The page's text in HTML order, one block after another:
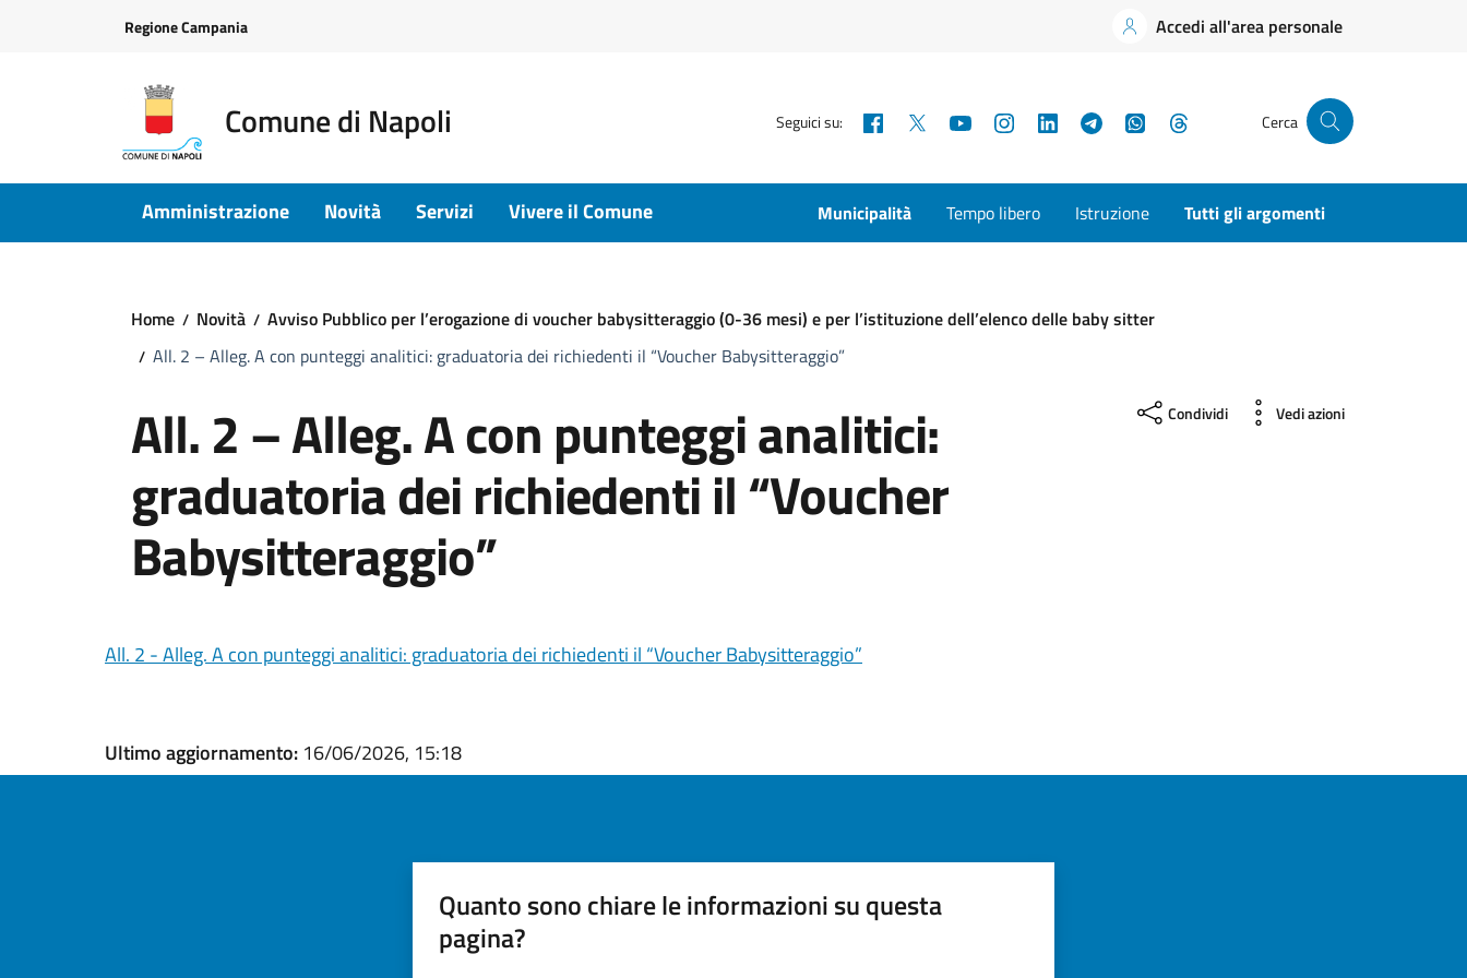
Regione Campania Accedi all'area personale
Comune di Napoli Seguici su: Facebook YouTubeInstagramLinkedInTelegramWhatsApp Cerca
Amministrazione Novità Servizi Vivere il Comune Municipalità Tempo libero Istruzione Tutti gli argomenti
Home Novità
Avviso Pubblico per l’erogazione di voucher babysitteraggio (0-36 mesi) e per l’istituzione dell’elenco delle baby sitter
All. 2 – Alleg. A con punteggi analitici: graduatoria dei richiedenti il “Voucher Babysitteraggio”
All. 2 – Alleg. A con punteggi analitici:
graduatoria dei richiedenti il “Voucher
Babysitteraggio”
Condividi Vedi azioni
All. 2 - Alleg. A con punteggi analitici: graduatoria dei richiedenti il “Voucher Babysitteraggio”
Ultimo aggiornamento: 16/06/2026, 15:18
Quanto sono chiare le informazioni su questa
pagina?